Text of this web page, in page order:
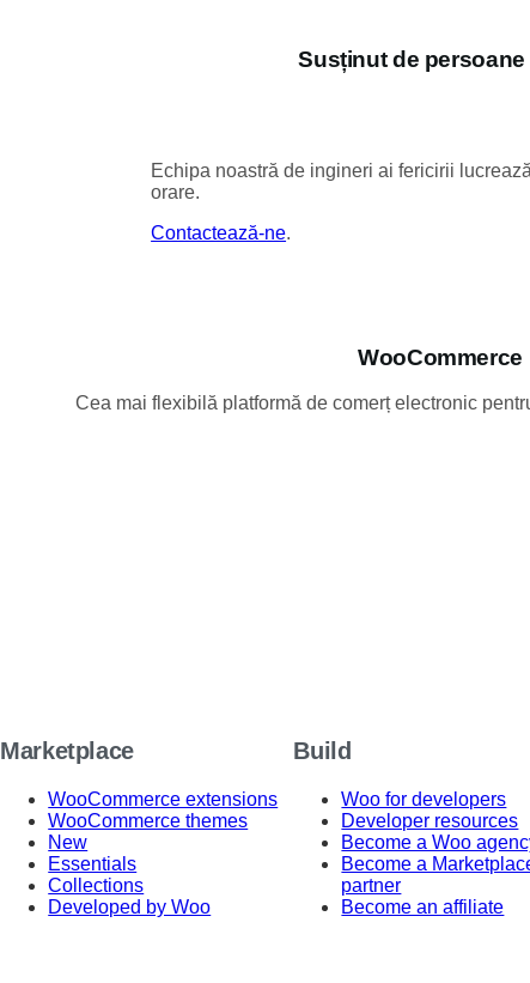
Susținut de persoane
Echipa noastră de ingineri ai fericirii
orare.
Contactează-ne.
WooCommerce
Cea mai flexibilă platformă de comerț electronic
Marketplace
WooCommerce extensions
WooCommerce themes
New
Essentials
Collections
Developed by Woo
Build
Woo for developers
Developer resources
Become a Woo
Become a
partner
Become an affiliate